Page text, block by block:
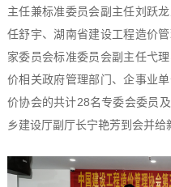
主任兼标准委员会副主任刘跃
任舒宇、湖南省建设工程造价
家委员会标准委员会副主任弋
价相关政府管理部门、企事业
价协会的共计28名专委会委员
乡建设厅副厅长宁艳芳到会并给